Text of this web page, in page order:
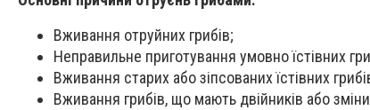
Вживання отруйних грибів;
Неправильне приготування умовно їстівних
Вживання старих або зіпсованих їстівних
Вживання грибів, що мають двійників або